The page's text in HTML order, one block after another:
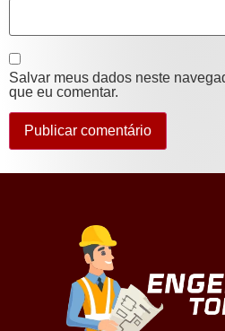
Salvar meus dados neste
que eu comentar.